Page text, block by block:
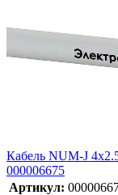
Кабель NUM-J
000006675
Артикул: